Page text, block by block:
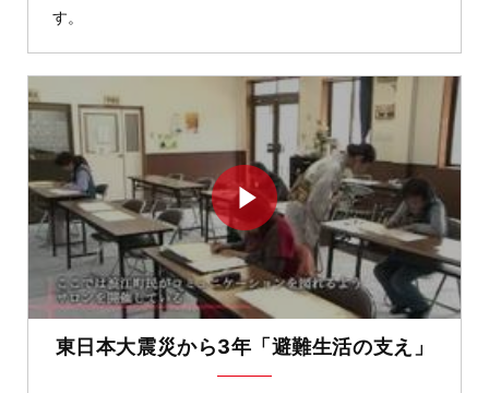
す。
東日本大震災から3年「避難生活の支え」